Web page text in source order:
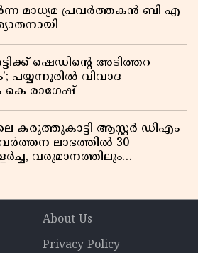
മാധ്യമ പ്രവർത്തകൻ ബി എ
ഷെഡിൻ്റെ അടിത്തറ
പയ്യന്നൂരിൽ വിവാദ
കെ രാഗേഷ്
കരുത്തുകാട്ടി ആസ്റ്റർ ഡിഎം
ലാഭത്തിൽ 30
വരുമാനത്തിലും
About Us
Privacy Policy